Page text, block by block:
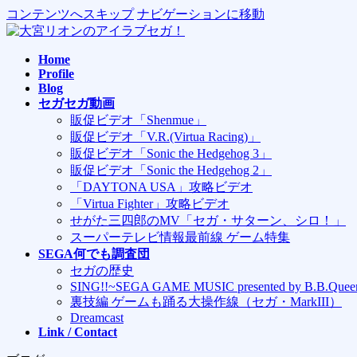
コンテンツへスキップ ナビゲーションに移動
Home
Profile
Blog
セガセガ動画
販促ビデオ「Shenmue」
販促ビデオ「V.R.(Virtua Racing)」
販促ビデオ「Sonic the Hedgehog 3」
販促ビデオ「Sonic the Hedgehog 2」
「DAYTONA USA」攻略ビデオ
「Virtua Fighter」攻略ビデオ
せがた三四郎のMV「セガ・サターン、シロ！」
スーパーテレビ情報最前線 ゲーム特集
SEGA何でも調査団
セガの歴史
SING!!~SEGA GAME MUSIC presented by
裏技編 ゲームも踊る大操作線（セガ・MarkIII）
Dreamcast
Link / Contact